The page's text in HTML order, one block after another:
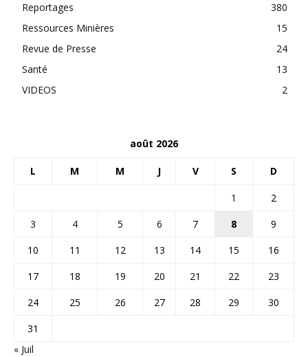
Reportages
380
Ressources Minières
15
Revue de Presse
24
Santé
13
VIDEOS
2
août 2026
L M M J V S D
1
2
3
4 5 6 7 8
9
10
11 12 13 14 15
16
17
18 19 20 21 22
23
24
25 26 27 28 29
30
31
« Juil